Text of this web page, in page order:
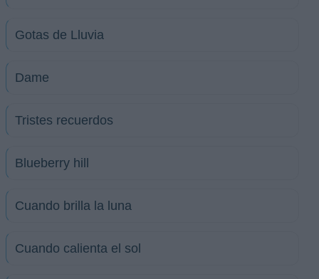
Gotas de Lluvia
Dame
Tristes recuerdos
Blueberry hill
Cuando brilla la luna
Cuando calienta el sol